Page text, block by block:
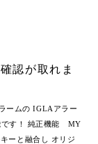
認が取れま
ームの IGLAアラー
です！ 純正機能 MY
ーと融合し オリジ